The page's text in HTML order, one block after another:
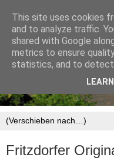
Fritzdorfer
This site uses cookies
and to analyze traffic.
shared with Google
metrics to ensure
statistics, and to detect